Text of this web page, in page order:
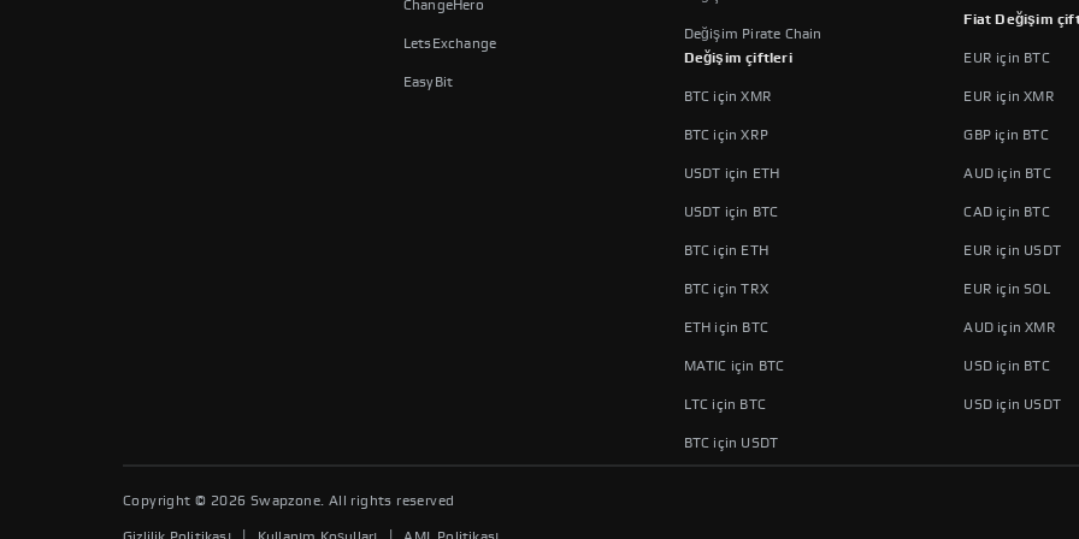
ChangeHero
LetsExchange
EasyBit
Değişim Pirate Chain
Değişim çiftleri
BTC için XMR
BTC için XRP
USDT için ETH
USDT için BTC
BTC için ETH
BTC için TRX
ETH için BTC
MATIC için BTC
LTC için BTC
BTC için USDT
Fiat Değişim
EUR için BTC
EUR için XMR
GBP için BTC
AUD için BTC
CAD için BTC
EUR için USDT
EUR için SOL
AUD için XMR
USD için BTC
USD için USDT
Copyright © 2026 Swapzone. All rights reserved